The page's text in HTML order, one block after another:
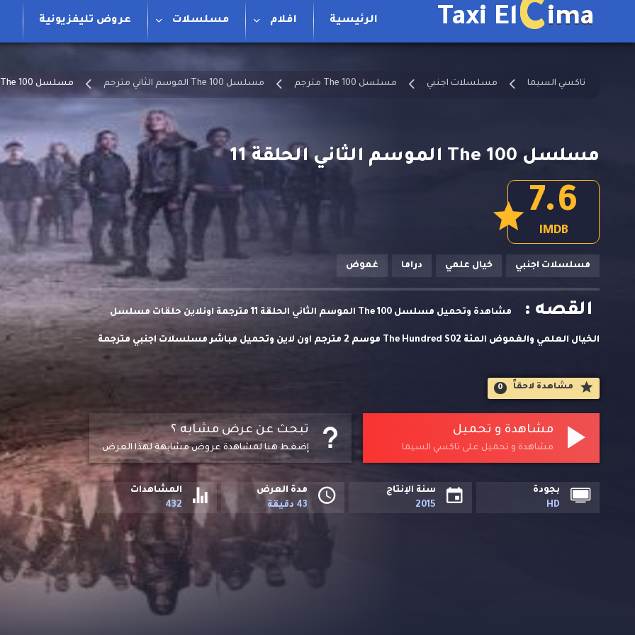
Taxi ElCima الرئيسية افلام مسلسلات عروض تليفزيونية
تاكسي السيما مسلسلات اجنبي مسلسل The 100 مترجم مسلسل The 100 الموسم الثاني مترجم مسلسل The 100 الموسم الثاني الحلقة 11
مسلسل The 100 الموسم الثاني الحلقة 11
IMDB
7.6
مسلسلات اجنبي خيال علمي دراما غموض
القصه : مشاهدة وتحميل مسلسل The 100 الموسم الثاني الحلقة 11 مترجمة اونلاين حلقات مسلسل
الخيال العلمي والغموض المئة The Hundred S02 موسم 2 مترجم اون لاين وتحميل مباشر مسلسلات اجنبي مترجمة
مشاهدة لاحقاََ 0
تبحث عن عرض مشابه ؟
إضغط هنا لمشاهدة عروض مشابهة لهذا العرض
مشاهدة و تحميل
مشاهدة و تحميل على تاكسي السيما
بجودة
HD
سنة الإنتاج
2015
مدة العرض
43 دقيقة
المشاهدات
432